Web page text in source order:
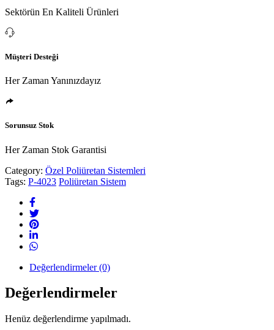
Sektörün En Kaliteli Ürünleri
Müşteri Desteği
Her Zaman Yanınızdayız
Sorunsuz Stok
Her Zaman Stok Garantisi
Category: Özel Poliüretan Sistemleri
Tags: P-4023 Poliüretan Sistem
Değerlendirmeler (0)
Değerlendirmeler
Henüz değerlendirme yapılmadı.